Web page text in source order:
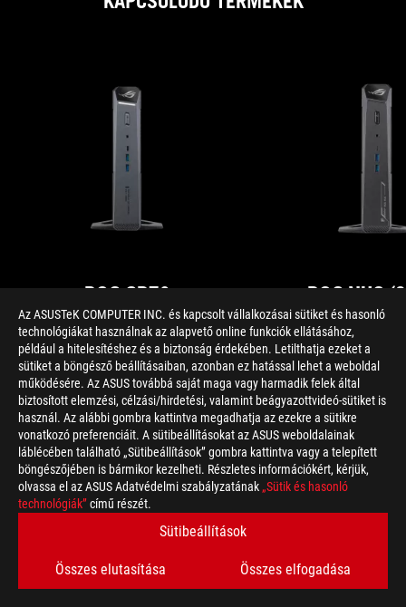
Az ASUSTeK COMPUTER INC. és kapcsolt vállalkozásai sütiket és hasonló
technológiákat használnak az alapvető online funkciók ellátásához,
például a hitelesítéshez és a biztonság érdekében. Letilthatja ezeket a
sütiket a böngésző beállításaiban, azonban ez hatással lehet a weboldal
működésére. Az ASUS továbbá saját maga vagy harmadik felek által
biztosított elemzési, célzási/hirdetési, valamint beágyazottvideó-sütiket is
használ. Az alábbi gombra kattintva megadhatja az ezekre a sütikre
vonatkozó preferenciáit. A sütibeállításokat az ASUS weboldalainak
láblécében található „Sütibeállítások” gombra kattintva vagy a telepített
böngészőjében is bármikor kezelheti. Részletes információkért, kérjük,
olvassa el az ASUS Adatvédelmi szabályzatának „Sütik és hasonló
technológiák”című részét.
Sütibeállítások
Összes elutasítása Összes elfogadása
ROG GR70
A ROG GR70 extrém teljesítményre
képes az akár AMD Ryzen™ 9
9955HX3D processzorral és az
NVIDIA® GeForce RTX™ 5070 Laptop
GPU-val. A kompakt, mindössze 3
literes térfogatú gép brutális
játékteljesítménye mellé WiFi 7,
személyre szabható ARGB megvilágítás
és problémamentes bővíthetőség
társul.
ROG NUC
Gaming Redefined:
Precision